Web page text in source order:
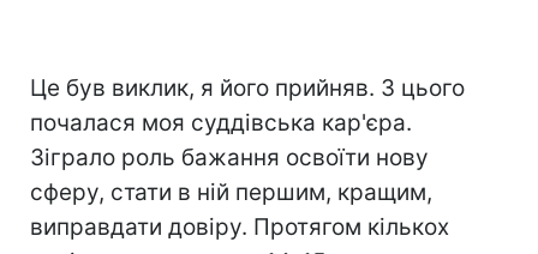
Це був виклик, я його прийняв. З цього
почалася моя суддівська кар'єра.
Зіграло роль бажання освоїти нову
сферу, стати в ній першим, кращим,
виправдати довіру. Протягом кількох